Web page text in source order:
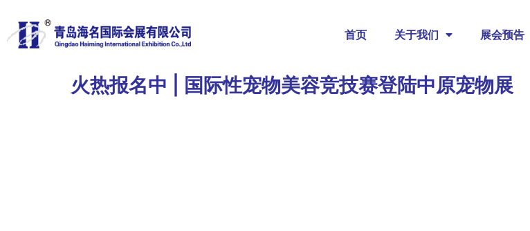
首页 关于我们 展会预告
火热报名中 | 国际性宠物美容竞技赛登陆中原宠物展